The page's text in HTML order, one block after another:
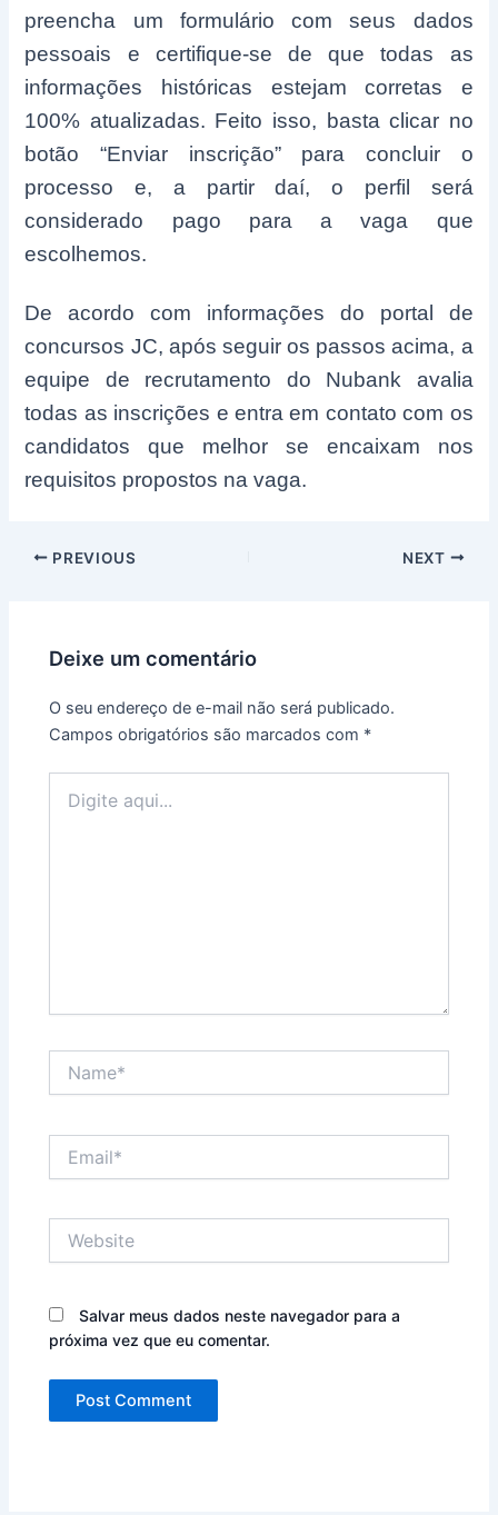
preencha um formulário com seus dados
pessoais e certifique-se de que todas as
informações históricas estejam corretas e
100% atualizadas. Feito isso, basta clicar no
botão “Enviar inscrição” para concluir o
processo e, a partir daí, o perfil será
considerado pago para a vaga que
escolhemos.
De acordo com informações do portal de
concursos JC, após seguir os passos acima, a
equipe de recrutamento do Nubank avalia
todas as inscrições e entra em contato com os
candidatos que melhor se encaixam nos
requisitos propostos na vaga.
Post
PREVIOUS NEXT
Deixe um comentário
O seu endereço de e-mail não será publicado.
Campos obrigatórios são marcados com *
aqui...
Salvar meus dados neste navegador para a
próxima vez que eu comentar.